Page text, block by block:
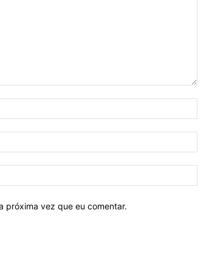
próxima vez que eu comentar.